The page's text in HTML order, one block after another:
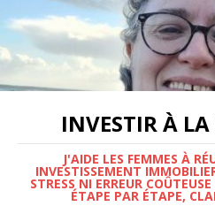
INVESTIR À
J'AIDE LES FEMMES À
INVESTISSEMENT
STRESS NI ERREUR
ÉTAPE PAR ÉTAPE,